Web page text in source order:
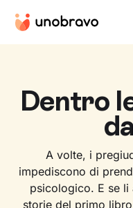
Dentro
A volte, i
impediscono di
psicologico. E se li
storie del primo